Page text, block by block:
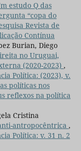
estudo Q das
“copa do
Revista de
Contínua
Burian, Diego
no Uruguai,
(2020-2023) ,
Política: (2023), v.
políticas nos
reflexos na política
Cristina
antropocêntrica ,
Política: v. 31 n. 2